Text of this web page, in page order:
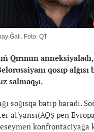
Ğali. Foto: QT
Qırımın
qosıp
salmaqşı.
soğısqa batıp baradı.
al'yansı(AQŞ pen
konfrontaciyağa